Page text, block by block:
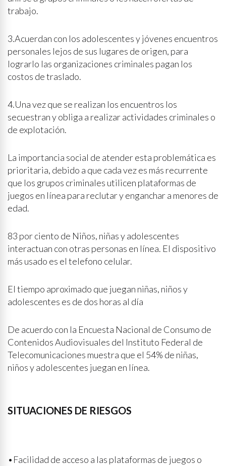
trabajo.
3.Acuerdan con los adolescentes y jóvenes encuentros
personales lejos de sus lugares de origen, para
lograrlo las organizaciones criminales pagan los
costos de traslado.
4.Una vez que se realizan los encuentros los
secuestran y obliga a realizar actividades criminales o
de explotación.
La importancia social de atender esta problemática es
prioritaria, debido a que cada vez es más recurrente
que los grupos criminales utilicen plataformas de
juegos en línea para reclutar y enganchar a menores de
edad.
83 por ciento de Niños, niñas y adolescentes
interactuan con otras personas en línea. El dispositivo
más usado es el telefono celular.
El tiempo aproximado que juegan niñas, niños y
adolescentes es de dos horas al día
De acuerdo con la Encuesta Nacional de Consumo de
Contenidos Audiovisuales del Instituto Federal de
Telecomunicaciones muestra que el 54% de niñas,
niños y adolescentes juegan en línea.
SITUACIONES DE RIESGOS
•Facilidad de acceso a las plataformas de juegos o